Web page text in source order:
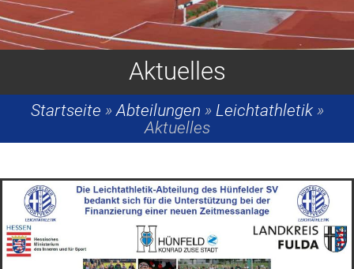
Aktuelles
Startseite » Abteilungen » Leichtathletik»
Aktuelles